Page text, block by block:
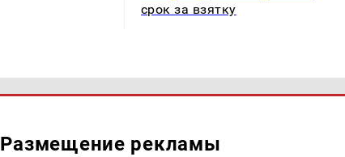
срок за взятку
Размещение рекламы